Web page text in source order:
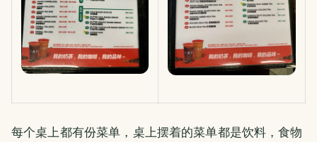
每个桌上都有份菜单，桌上摆着的菜单都是饮料，食物